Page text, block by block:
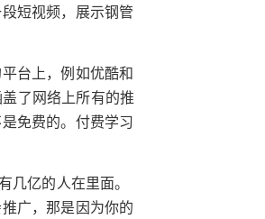
短视频，展示钢管
台上，例如优酷和
了网络上所有的推
免费的。付费学习
亿的人在里面。
广，那是因为你的